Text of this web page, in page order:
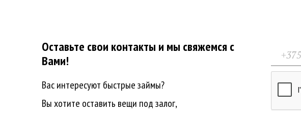
Оставьте свои контакты и мы свяжемся с
Вами!
Вас интересуют быстрые займы?
Вы хотите оставить вещи под залог,